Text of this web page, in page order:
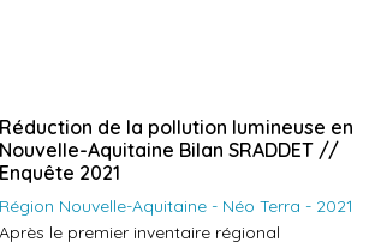
Réduction de la pollution lumineuse en
Nouvelle-Aquitaine Bilan SRADDET //
Enquête 2021
Région Nouvelle-Aquitaine - Néo Terra - 2021
Après le premier inventaire régional